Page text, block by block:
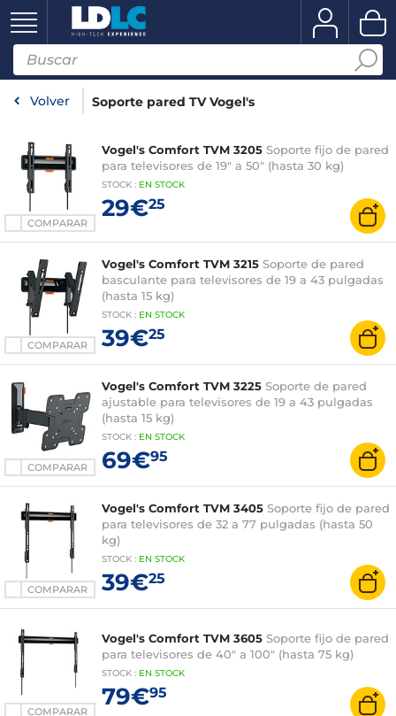
Volver Soporte pared TV Vogel's
COMPARAR
Vogel's Comfort TVM 3205 Soporte fijo de pared
para televisores de 19" a 50" (hasta 30 kg)
STOCK : EN STOCK
29€25
COMPARAR
Vogel's Comfort TVM 3215 Soporte de pared
basculante para televisores de 19 a 43 pulgadas
(hasta 15 kg)
STOCK : EN STOCK
39€25
COMPARAR
Vogel's Comfort TVM 3225 Soporte de pared
ajustable para televisores de 19 a 43 pulgadas
(hasta 15 kg)
STOCK : EN STOCK
69€95
COMPARAR
Vogel's Comfort TVM 3405 Soporte fijo de pared
para televisores de 32 a 77 pulgadas (hasta 50
kg)
STOCK : EN STOCK
39€25
COMPARAR
Vogel's Comfort TVM 3605 Soporte fijo de pared
para televisores de 40" a 100" (hasta 75 kg)
STOCK : EN STOCK
79€95